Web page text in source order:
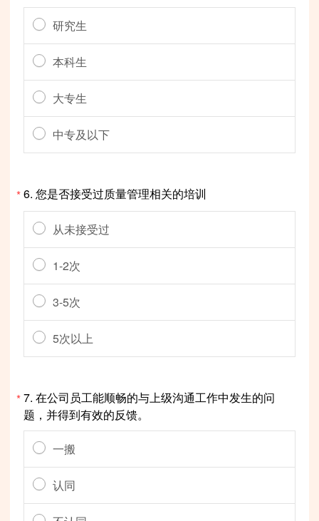
研究生
本科生
大专生
中专及以下
*6. 您是否接受过质量管理相关的培训
从未接受过
1-2次
3-5次
5次以上
*7. 在公司员工能顺畅的与上级沟通工作中发生的问
题，并得到有效的反馈。
一搬
认同